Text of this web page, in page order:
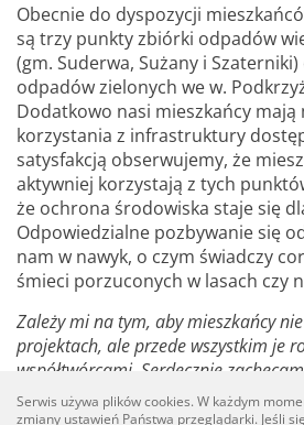
Obecnie do dyspozycji
są trzy punkty zbiórki odpadów
(gm. Suderwa, Sużany i
odpadów zielonych we w.
Dodatkowo nasi mieszkańcy mają
korzystania z infrastruktury
satysfakcją obserwujemy, że
aktywniej korzystają z tych
że ochrona środowiska staje się
Odpowiedzialne pozbywanie się
nam w nawyk, o czym świadczy
śmieci porzuconych w lasach czy
Zależy mi na tym, aby mieszkańcy
projektach, ale przede wszystkim je
współtwórcami. Serdecznie
spotkaniach, zadawania pytań i
każdy mógł się przekonać, że
Serwis używa plików cookies. W każdym
zmiany ustawień Państwa przeglądarki. Jeśli